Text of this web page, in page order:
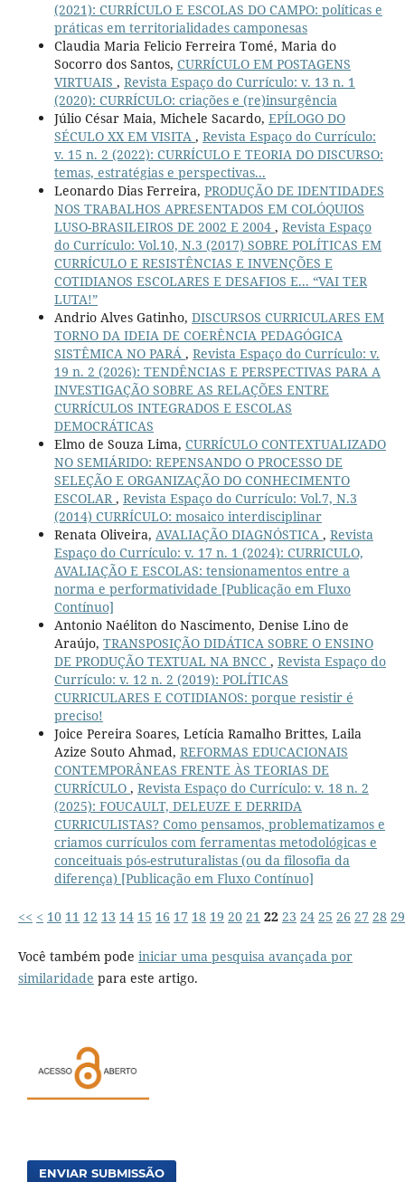
(2021): CURRÍCULO E ESCOLAS DO CAMPO: políticas e
práticas em territorialidades camponesas
Claudia Maria Felicio Ferreira Tomé, Maria do
Socorro dos Santos, CURRÍCULO EM POSTAGENS
VIRTUAIS , Revista Espaço do Currículo: v. 13 n. 1
(2020): CURRÍCULO: criações e (re)insurgência
Júlio César Maia, Michele Sacardo, EPÍLOGO DO
SÉCULO XX EM VISITA , Revista Espaço do Currículo:
v. 15 n. 2 (2022): CURRÍCULO E TEORIA DO DISCURSO:
temas, estratégias e perspectivas...
Leonardo Dias Ferreira, PRODUÇÃO DE IDENTIDADES
NOS TRABALHOS APRESENTADOS EM COLÓQUIOS
LUSO-BRASILEIROS DE 2002 E 2004 , Revista Espaço
do Currículo: Vol.10, N.3 (2017) SOBRE POLÍTICAS EM
CURRÍCULO E RESISTÊNCIAS E INVENÇÕES E
COTIDIANOS ESCOLARES E DESAFIOS E... “VAI TER
LUTA!”
Andrio Alves Gatinho, DISCURSOS CURRICULARES EM
TORNO DA IDEIA DE COERÊNCIA PEDAGÓGICA
SISTÊMICA NO PARÁ , Revista Espaço do Currículo: v.
19 n. 2 (2026): TENDÊNCIAS E PERSPECTIVAS PARA A
INVESTIGAÇÃO SOBRE AS RELAÇÕES ENTRE
CURRÍCULOS INTEGRADOS E ESCOLAS
DEMOCRÁTICAS
Elmo de Souza Lima, CURRÍCULO CONTEXTUALIZADO
NO SEMIÁRIDO: REPENSANDO O PROCESSO DE
SELEÇÃO E ORGANIZAÇÃO DO CONHECIMENTO
ESCOLAR , Revista Espaço do Currículo: Vol.7, N.3
(2014) CURRÍCULO: mosaico interdisciplinar
Renata Oliveira, AVALIAÇÃO DIAGNÓSTICA , Revista
Espaço do Currículo: v. 17 n. 1 (2024): CURRICULO,
AVALIAÇÃO E ESCOLAS: tensionamentos entre a
norma e performatividade [Publicação em Fluxo
Contínuo]
Antonio Naéliton do Nascimento, Denise Lino de
Araújo, TRANSPOSIÇÃO DIDÁTICA SOBRE O ENSINO
DE PRODUÇÃO TEXTUAL NA BNCC , Revista Espaço do
Currículo: v. 12 n. 2 (2019): POLÍTICAS
CURRICULARES E COTIDIANOS: porque resistir é
preciso!
Joice Pereira Soares, Letícia Ramalho Brittes, Laila
Azize Souto Ahmad, REFORMAS EDUCACIONAIS
CONTEMPORÂNEAS FRENTE ÀS TEORIAS DE
CURRÍCULO , Revista Espaço do Currículo: v. 18 n. 2
(2025): FOUCAULT, DELEUZE E DERRIDA
CURRICULISTAS? Como pensamos, problematizamos e
criamos currículos com ferramentas metodológicas e
conceituais pós-estruturalistas (ou da filosofia da
diferença) [Publicação em Fluxo Contínuo]
<< < 10 11 12 13 14 15 16 17 18 19 20 21 22 23 24 25 26 27 28 29
Você também pode iniciar uma pesquisa avançada por
similaridade para este artigo.
ENVIAR SUBMISSÃO